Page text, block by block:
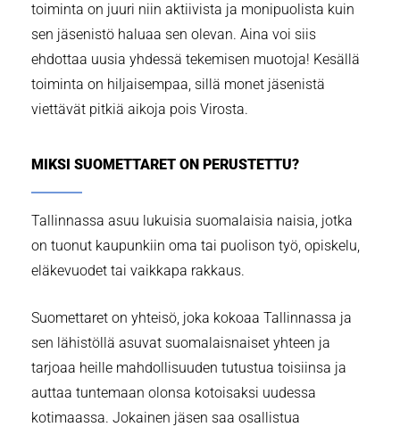
toiminta on juuri niin aktiivista ja monipuolista kuin
sen jäsenistö haluaa sen olevan. Aina voi siis
ehdottaa uusia yhdessä tekemisen muotoja! Kesällä
toiminta on hiljaisempaa, sillä monet jäsenistä
viettävät pitkiä aikoja pois Virosta.
MIKSI SUOMETTARET ON PERUSTETTU?
Tallinnassa asuu lukuisia suomalaisia naisia, jotka
on tuonut kaupunkiin oma tai puolison työ, opiskelu,
eläkevuodet tai vaikkapa rakkaus.
Suomettaret on yhteisö, joka kokoaa Tallinnassa ja
sen lähistöllä asuvat suomalaisnaiset yhteen ja
tarjoaa heille mahdollisuuden tutustua toisiinsa ja
auttaa tuntemaan olonsa kotoisaksi uudessa
kotimaassa. Jokainen jäsen saa osallistua